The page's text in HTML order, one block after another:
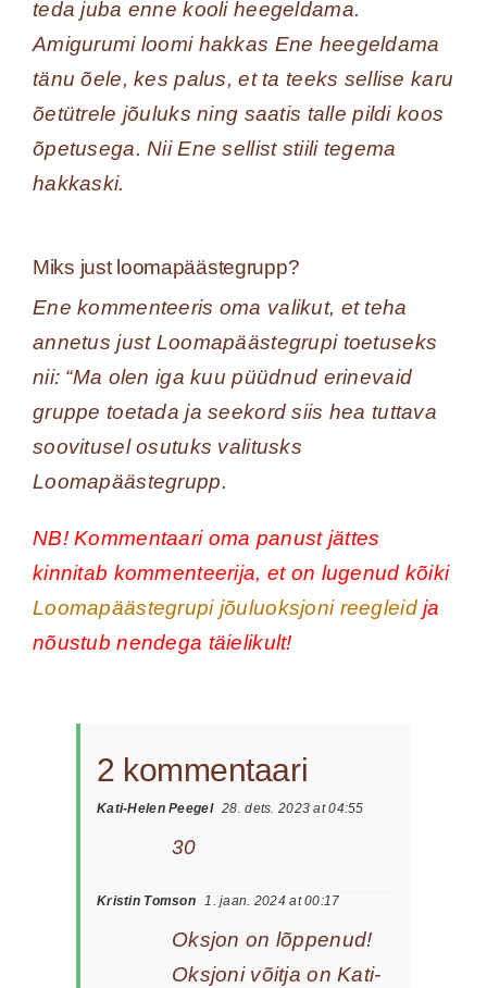
teda juba enne kooli heegeldama.
Amigurumi loomi hakkas Ene heegeldama
tänu õele, kes palus, et ta teeks sellise karu
õetütrele jõuluks ning saatis talle pildi koos
õpetusega. Nii Ene sellist stiili tegema
hakkaski.
Miks just loomapäästegrupp?
Ene kommenteeris oma valikut, et teha
annetus just Loomapäästegrupi toetuseks
nii: “Ma olen iga kuu püüdnud erinevaid
gruppe toetada ja seekord siis hea tuttava
soovitusel osutuks valitusks
Loomapäästegrupp.
NB! Kommentaari oma panust jättes
kinnitab kommenteerija, et on lugenud kõiki
Loomapäästegrupi jõuluoksjoni reegleidja
nõustub nendega täielikult!
2 kommentaari
Kati-Helen Peegel 28. dets. 2023 at 04:55
30
Kristin Tomson 1. jaan. 2024 at 00:17
Oksjon on lõppenud!
Oksjoni võitja on Kati-